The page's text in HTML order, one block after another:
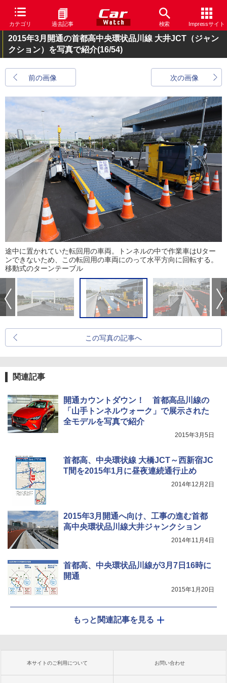
カテゴリ 過去記事 検索 Impressサイト
2015年3月開通の首都高中央環状品川線 大井JCT（ジャン
クション）を写真で紹介(16/54)
前の画像 次の画像
途中に置かれていた転回用の車両。トンネルの中で作業車はUター
ンできないため、この転回用の車両にのって水平方向に回転する。
移動式のターンテーブル
この写真の記事へ
関連記事
開通カウントダウン！ 首都高品川線の
「山手トンネルウォーク」で展示された
全モデルを写真で紹介
2015年3月5日
首都高、中央環状線 大橋JCT～西新宿JC
T間を2015年1月に昼夜連続通行止め
2014年12月2日
2015年3月開通へ向け、工事の進む首都
高中央環状品川線大井ジャンクション
2014年11月4日
首都高、中央環状品川線が3月7日16時に
開通
2015年1月20日
もっと関連記事を見る
本サイトのご利用について お問い合わせ